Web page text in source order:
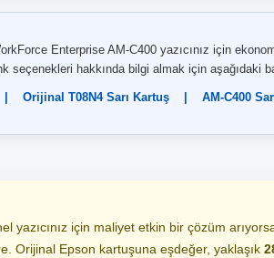
Enterprise AM-C400 yazıcınız için
seçenekleri hakkında bilgi almak için aşağıdaki
Orijinal T08N4 Sarı Kartuş AM-C400
için maliyet etkin bir çözüm
Orijinal Epson kartuşuna eşdeğer, yaklaşık